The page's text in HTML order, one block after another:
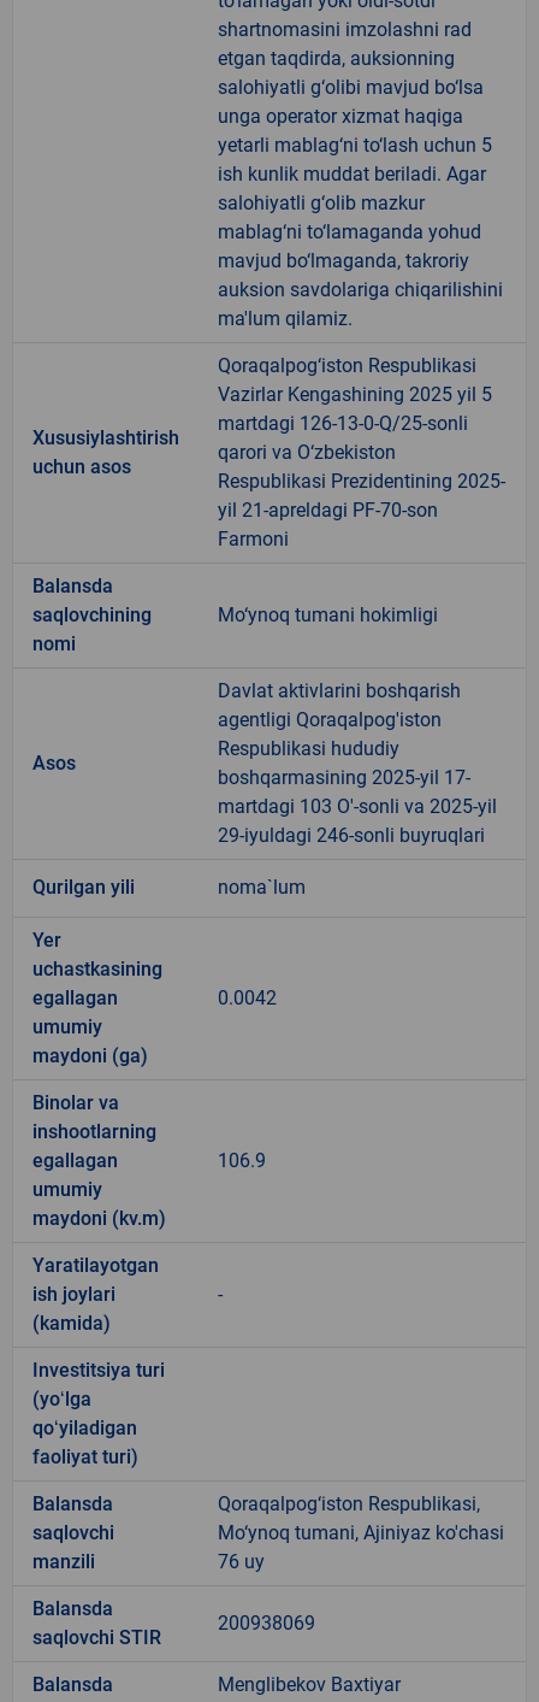
shartnomasini imzolashni rad
etgan taqdirda, auksionning
salohiyatli g‘olibi mavjud bo‘lsa
unga operator xizmat haqiga
yetarli mablag‘ni to‘lash uchun 5
ish kunlik muddat beriladi. Agar
salohiyatli g‘olib mazkur
mablag‘ni to‘lamaganda yohud
mavjud bo‘lmaganda, takroriy
auksion savdolariga chiqarilishini
ma'lum qilamiz.
Xususiylashtirish
uchun asos
Qoraqalpog‘iston Respublikasi
Vazirlar Kengashining 2025 yil 5
martdagi 126-13-0-Q/25-sonli
qarori va O‘zbekiston
Respublikasi Prezidentining 2025-
yil 21-apreldagi PF-70-son
Farmoni
Balansda
saqlovchining
nomi
Mo‘ynoq tumani hokimligi
Asos
Davlat aktivlarini boshqarish
agentligi Qoraqalpog'iston
Respublikasi hududiy
boshqarmasining 2025-yil 17-
martdagi 103 O'-sonli va 2025-yil
29-iyuldagi 246-sonli buyruqlari
Qurilgan yili noma`lum
Yer
uchastkasining
egallagan
umumiy
maydoni (ga)
0.0042
Binolar va
inshootlarning
egallagan
umumiy
maydoni (kv.m)
106.9
Yaratilayotgan
ish joylari
(kamida)
-
Investitsiya turi
(yoʻlga
qoʻyiladigan
faoliyat turi)
Balansda
saqlovchi
manzili
Qoraqalpog‘iston Respublikasi,
Mo‘ynoq tumani, Ajiniyaz ko'chasi
76 uy
Balansda
saqlovchi STIR
200938069
Balansda
Menglibekov Baxtiyar